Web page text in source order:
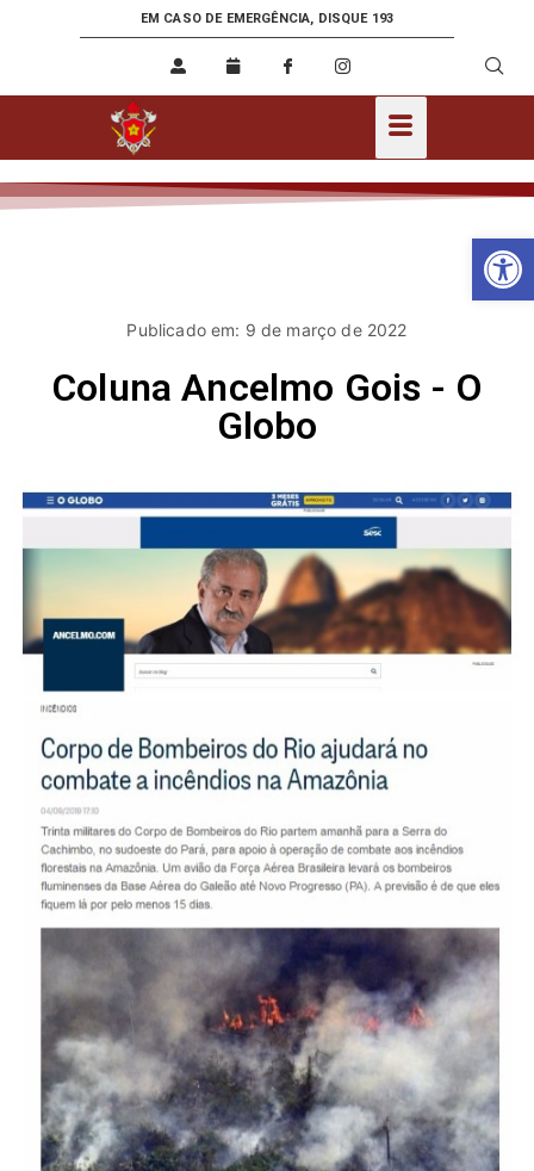
EM CASO DE EMERGÊNCIA, DISQUE 193
Publicado em: 9 de março de 2022
Coluna Ancelmo Gois - O
Globo